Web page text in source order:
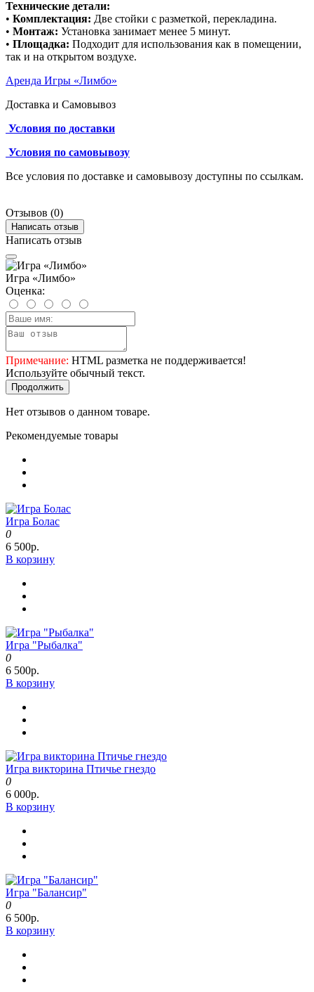
Технические детали:
• Комплектация: Две стойки с разметкой, перекладина.
• Монтаж: Установка занимает менее 5 минут.
• Площадка: Подходит для использования как в помещении,
так и на открытом воздухе.
Аренда Игры «Лимбо»
Доставка и Самовывоз
Условия по доставки
Условия по самовывозу
Все условия по доставке и самовывозу доступны по ссылкам.
Отзывов (0)
Написать отзыв
Написать отзыв
Игра «Лимбо»
Оценка:
Примечание: HTML разметка не поддерживается!
Используйте обычный текст.
Продолжить
Нет отзывов о данном товаре.
Рекомендуемые товары
Игра Болас
0
6 500р.
В корзину
Игра "Рыбалка"
0
6 500р.
В корзину
Игра викторина Птичье гнездо
0
6 000р.
В корзину
Игра "Балансир"
0
6 500р.
В корзину